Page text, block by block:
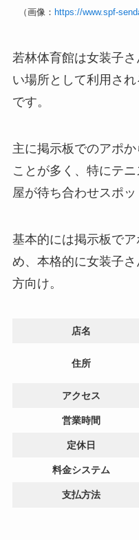
（画像： https://www.spf-
若林体育館は女装子
い場所として利用さ
です。
主に掲示板でのアポ
ことが多く、特にテ
屋が待ち合わせスポッ
基本的には掲示板で
め、本格的に女装子
方向け。
店名
住所
アクセス
営業時間
定休日
料金システム
支払方法